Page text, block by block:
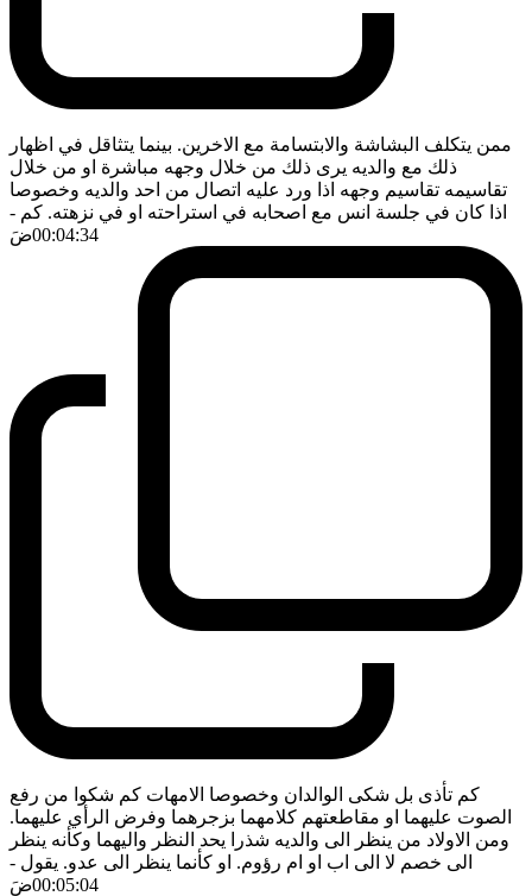
ممن يتكلف البشاشة والابتسامة مع الاخرين. بينما يتثاقل في اظهار
ذلك مع والديه يرى ذلك من خلال وجهه مباشرة او من خلال
تقاسيمه تقاسيم وجهه اذا ورد عليه اتصال من احد والديه وخصوصا
اذا كان في جلسة انس مع اصحابه في استراحته او في نزهته. كم -
00:04:34ضَ
كم تأذى بل شكى الوالدان وخصوصا الامهات كم شكوا من رفع
الصوت عليهما او مقاطعتهم كلامهما بزجرهما وفرض الرأي عليهما.
ومن الاولاد من ينظر الى والديه شذرا يحد النظر واليهما وكأنه ينظر
الى خصم لا الى اب او ام رؤوم. او كأنما ينظر الى عدو. يقول -
00:05:04ضَ